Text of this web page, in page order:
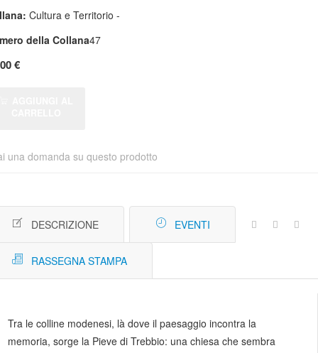
Cultura e Territorio -
della Collana47
€
una domanda su questo prodotto
DESCRIZIONE EVENTI
RASSEGNA STAMPA
Tra le colline modenesi, là dove il paesaggio incontra la
memoria, sorge la Pieve di Trebbio: una chiesa che sembra